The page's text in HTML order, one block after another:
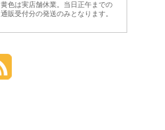
黄色は実店舗休業。当日正午までの
通販受付分の発送のみとなります。